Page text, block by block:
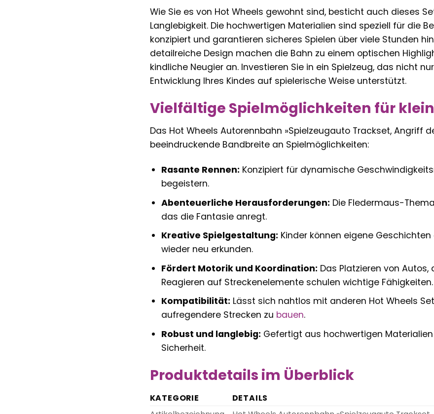
Wie Sie es von Hot Wheels gewohnt sind, besticht auch dieses
Langlebigkeit. Die hochwertigen Materialien sind speziell für die
konzipiert und garantieren sicheres Spielen über viele Stunden
detailreiche Design machen die Bahn zu einem optischen
kindliche Neugier an. Investieren Sie in ein Spielzeug, das nicht
Entwicklung Ihres Kindes auf spielerische Weise unterstützt.
Vielfältige Spielmöglichkeiten für
Das Hot Wheels Autorennbahn »Spielzeugauto Trackset, Angriff
beeindruckende Bandbreite an Spielmöglichkeiten:
Rasante Rennen: Konzipiert für dynamische
begeistern.
Abenteuerliche Herausforderungen: Die Fledermaus-
das die Fantasie anregt.
Kreative Spielgestaltung: Kinder können eigene
wieder neu erkunden.
Fördert Motorik und Koordination: Das Platzieren von
Reagieren auf Streckenelemente schulen wichtige Fähigkeiten.
Kompatibilität: Lässt sich nahtlos mit anderen Hot Wheels
aufregendere Strecken zu bauen.
Robust und langlebig: Gefertigt aus hochwertigen
Sicherheit.
Produktdetails im Überblick
KATEGORIE
DETAILS